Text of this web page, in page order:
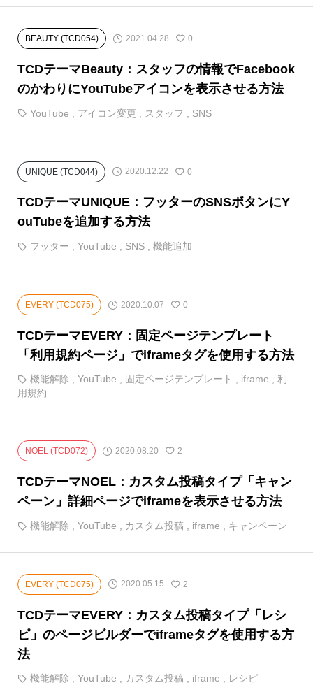
BEAUTY (TCD054) 2021.04.28 0
TCDテーマBeauty：スタッフの情報でFacebook
のかわりにYouTubeアイコンを表示させる方法
YouTube アイコン変更 スタッフ SNS
UNIQUE (TCD044) 2020.12.22 0
TCDテーマUNIQUE：フッターのSNSボタンにY
ouTubeを追加する方法
フッター YouTube SNS 機能追加
EVERY (TCD075) 2020.10.07 0
TCDテーマEVERY：固定ページテンプレート
「利用規約ページ」でiframeタグを使用する方法
機能解除 , YouTube , 固定ページテンプレート , iframe , 利
用規約
NOEL (TCD072) 2020.08.20 2
TCDテーマNOEL：カスタム投稿タイプ「キャン
ペーン」詳細ページでiframeを表示させる方法
機能解除 YouTube カスタム投稿 iframe キャンペーン
EVERY (TCD075) 2020.05.15 2
TCDテーマEVERY：カスタム投稿タイプ「レシ
ピ」のページビルダーでiframeタグを使用する方
法
機能解除 , YouTube , カスタム投稿 , iframe , レシピ